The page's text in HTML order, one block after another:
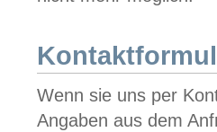
Wenn sie uns per
Angaben aus dem